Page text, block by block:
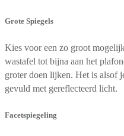
Grote Spiegels
Kies voor een zo groot
wastafel tot bijna aan het
groter doen lijken. Het is alsof
gevuld met gereflecteerd licht.
Facetspiegeling